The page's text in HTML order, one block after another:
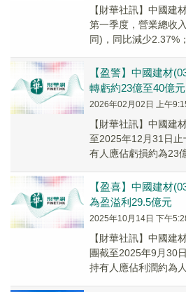
【財華社訊】中國建
第一季度，營業總收
同)，同比減少2.37%
【盈警】中國建材
轉虧約23億至40億元
2026年02月02日 上午
【財華社訊】中國建
至2025年12月31日
有人應佔虧損約為23
【盈喜】中國建材
為盈溢利29.5億元
2025年10月14日 下午
【財華社訊】中國建
團截至2025年9月30
持有人應佔利潤約為